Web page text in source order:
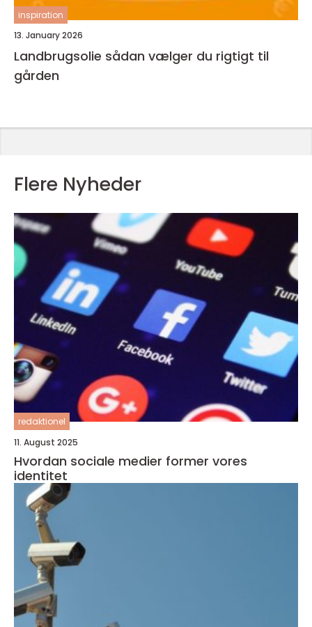
inspiration
13. January 2026
Landbrugsolie sådan vælger du rigtigt til
gården
Flere Nyheder
redaktionel
11. August 2025
Hvordan sociale medier former vores
identitet